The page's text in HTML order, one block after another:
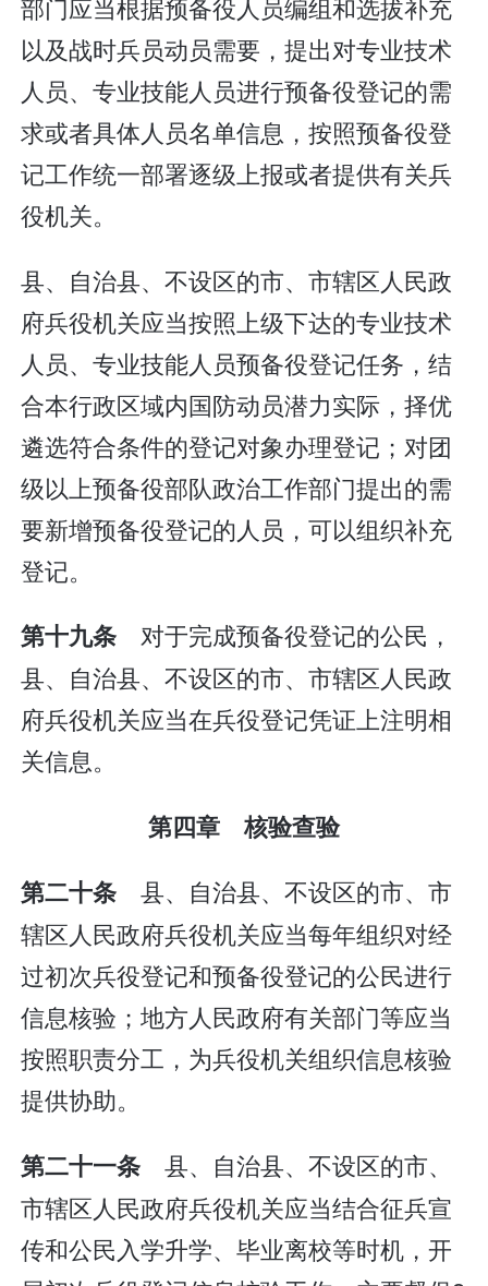
部门应当根据预备役人员编组和选拔补充
以及战时兵员动员需要，提出对专业技术
人员、专业技能人员进行预备役登记的需
求或者具体人员名单信息，按照预备役登
记工作统一部署逐级上报或者提供有关兵
役机关。
县、自治县、不设区的市、市辖区人民政
府兵役机关应当按照上级下达的专业技术
人员、专业技能人员预备役登记任务，结
合本行政区域内国防动员潜力实际，择优
遴选符合条件的登记对象办理登记；对团
级以上预备役部队政治工作部门提出的需
要新增预备役登记的人员，可以组织补充
登记。
第十九条对于完成预备役登记的公民，
县、自治县、不设区的市、市辖区人民政
府兵役机关应当在兵役登记凭证上注明相
关信息。
第四章 核验查验
第二十条 县、自治县、不设区的市、市
辖区人民政府兵役机关应当每年组织对经
过初次兵役登记和预备役登记的公民进行
信息核验；地方人民政府有关部门等应当
按照职责分工，为兵役机关组织信息核验
提供协助。
第二十一条 县、自治县、不设区的市、
市辖区人民政府兵役机关应当结合征兵宣
传和公民入学升学、毕业离校等时机，开